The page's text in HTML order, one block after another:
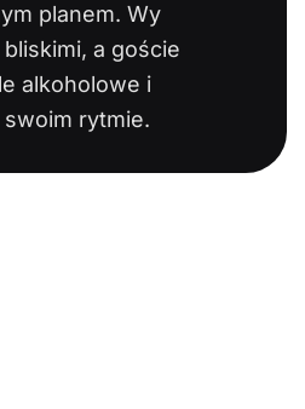
planem. Wy
a goście
alkoholowe i
rytmie.